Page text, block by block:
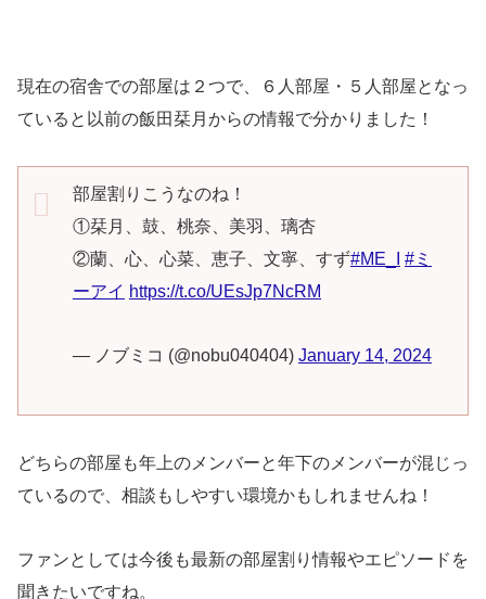
現在の宿舎での部屋は２つで、６人部屋・５人部屋となっ
ていると以前の飯田栞月からの情報で分かりました！
部屋割りこうなのね！
①栞月、鼓、桃奈、美羽、璃杏
②蘭、心、心菜、恵子、文寧、すず#ME_I
#ミ
ーアイ https://t.co/UEsJp7NcRM
— ノブミコ (@nobu040404) January 14, 2024
どちらの部屋も年上のメンバーと年下のメンバーが混じっ
ているので、相談もしやすい環境かもしれませんね！
ファンとしては今後も最新の部屋割り情報やエピソードを
聞きたいですね。